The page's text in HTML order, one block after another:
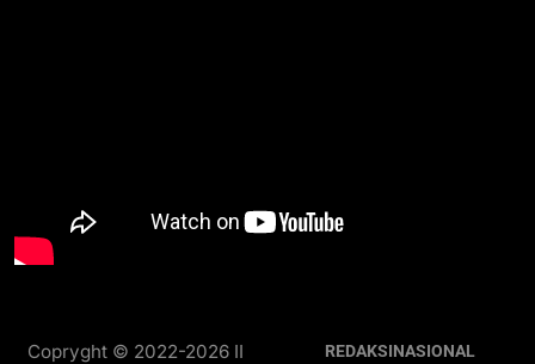
Copryght © 2022-2026 II
REDAKSINASIONAL